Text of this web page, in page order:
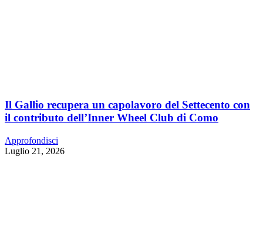
Il Gallio recupera un capolavoro del Settecento con
il contributo dell’Inner Wheel Club di Como
Approfondisci
Luglio 21, 2026